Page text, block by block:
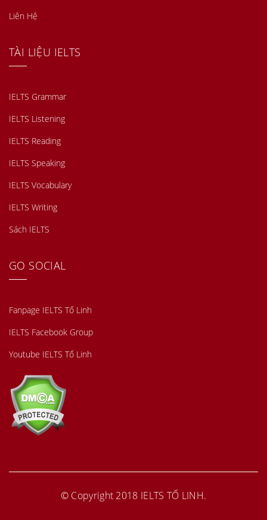
Liên Hệ
TÀI LIỆU IELTS
IELTS Grammar
IELTS Listening
IELTS Reading
IELTS Speaking
IELTS Vocabulary
IELTS Writing
Sách IELTS
GO SOCIAL
Fanpage IELTS Tố Linh
IELTS Facebook Group
Youtube IELTS Tố Linh
© Copyright 2018 IELTS TỐ LINH.